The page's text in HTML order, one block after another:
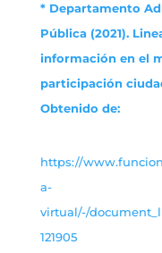
* Departamento
Pública (2021).
información en el
participación
Obtenido de:
https://
a-
virtual/-/
121905